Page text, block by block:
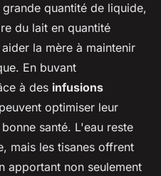
quantité de liquide,
du lait en quantité
la mère à maintenir
En buvant
à des infusions
optimiser leur
santé. L'eau reste
mais les tisanes offrent
apportant non seulement